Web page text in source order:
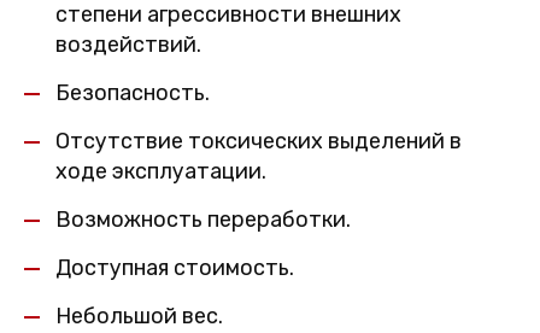
степени агрессивности внешних
воздействий.
Безопасность.
Отсутствие токсических выделений в
ходе эксплуатации.
Возможность переработки.
Доступная стоимость.
Небольшой вес.